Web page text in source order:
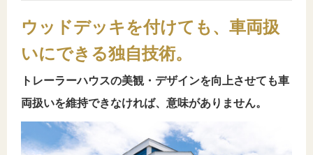
ウッドデッキを付けても、車両扱
いにできる独自技術。
トレーラーハウスの美観・デザインを向上させても車
両扱いを維持できなければ、意味がありません。